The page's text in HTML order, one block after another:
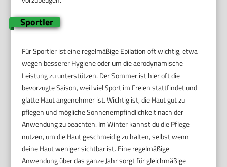
Sportler
Für Sportler ist eine regelmäßige Epilation oft wichtig, etwa
wegen besserer Hygiene oder um die aerodynamische
Leistung zu unterstützen. Der Sommer ist hier oft die
bevorzugte Saison, weil viel Sport im Freien stattfindet und
glatte Haut angenehmer ist. Wichtig ist, die Haut gut zu
pflegen und mögliche Sonnenempfindlichkeit nach der
Anwendung zu beachten. Im Winter kannst du die Pflege
nutzen, um die Haut geschmeidig zu halten, selbst wenn
deine Haut weniger sichtbar ist. Eine regelmäßige
Anwendung über das ganze Jahr sorgt für gleichmäßige